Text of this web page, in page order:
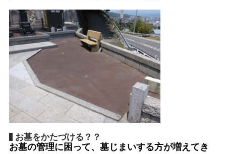
お墓をかたづける？？
お墓の管理に困って、墓じまいする方が増えてき